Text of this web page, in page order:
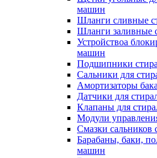
машин
Шланги сливные
Шланги заливные
Устройствоа
машин
Подшипники
Сальники для
Амортизаторы
Датчики для
Клапаны для
Модули
Смазки
Барабаны, баки,
машин